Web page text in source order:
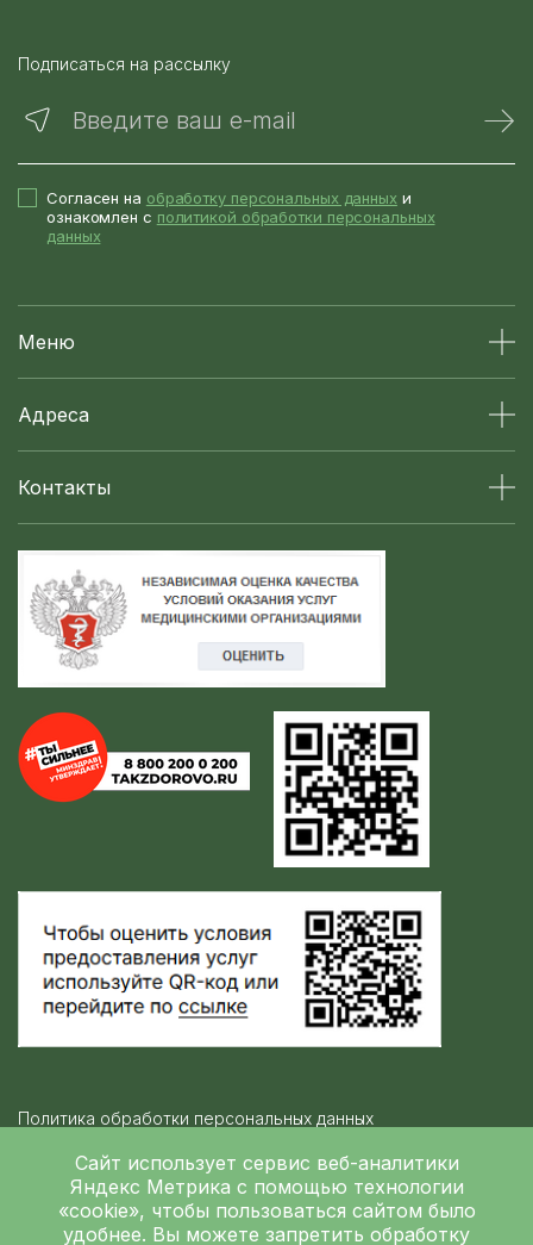
Сайт использует сервис веб-аналитики
Яндекс Метрика с помощью технологии
«cookie», чтобы пользоваться сайтом было
удобнее. Вы можете запретить обработку
Подписаться на рассылку
Введите ваш e-mail
Согласен на обработку персональных данных и
ознакомлен с политикой обработки персональных
данных
Меню
Адреса
Контакты
Политика обработки персональных данных
Независимая оценка качества